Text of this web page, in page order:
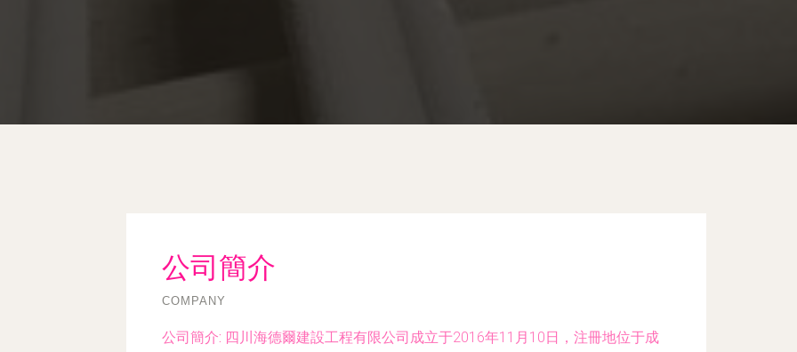
公司簡介
COMPANY
公司簡介: 四川海德爾建設工程有限公司成立于2016年11月10日，注冊地位于成